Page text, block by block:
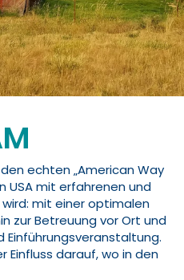
echten „American Way
USA mit erfahrenen und
mit einer optimalen
zur Betreuung vor Ort und
darauf, wo in den